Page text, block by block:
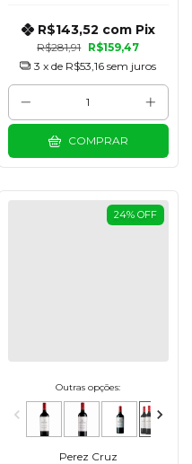
R$281,91 R$159,47
R$143,52 com Pix
3 x de R$53,16 sem juros
COMPRAR
24% OFF
Outras opções:
Perez Cruz